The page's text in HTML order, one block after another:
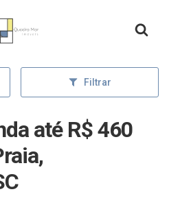
inicial
Filtrar
até R$ 460